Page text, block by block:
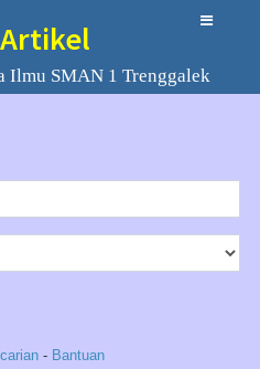
Ilmu SMAN 1 Trenggalek
- Bantuan